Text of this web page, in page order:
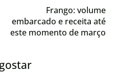
Frango: volume
embarcado e receita até
este momento de março